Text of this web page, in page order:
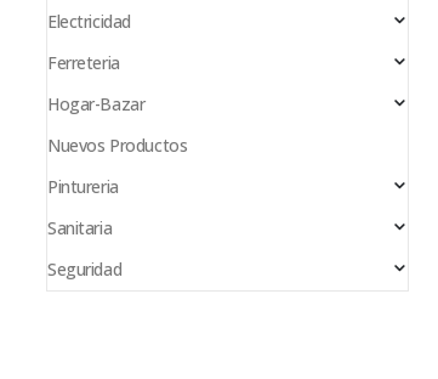
Electricidad
Ferreteria
Hogar-Bazar
Nuevos Productos
Pintureria
Sanitaria
Seguridad